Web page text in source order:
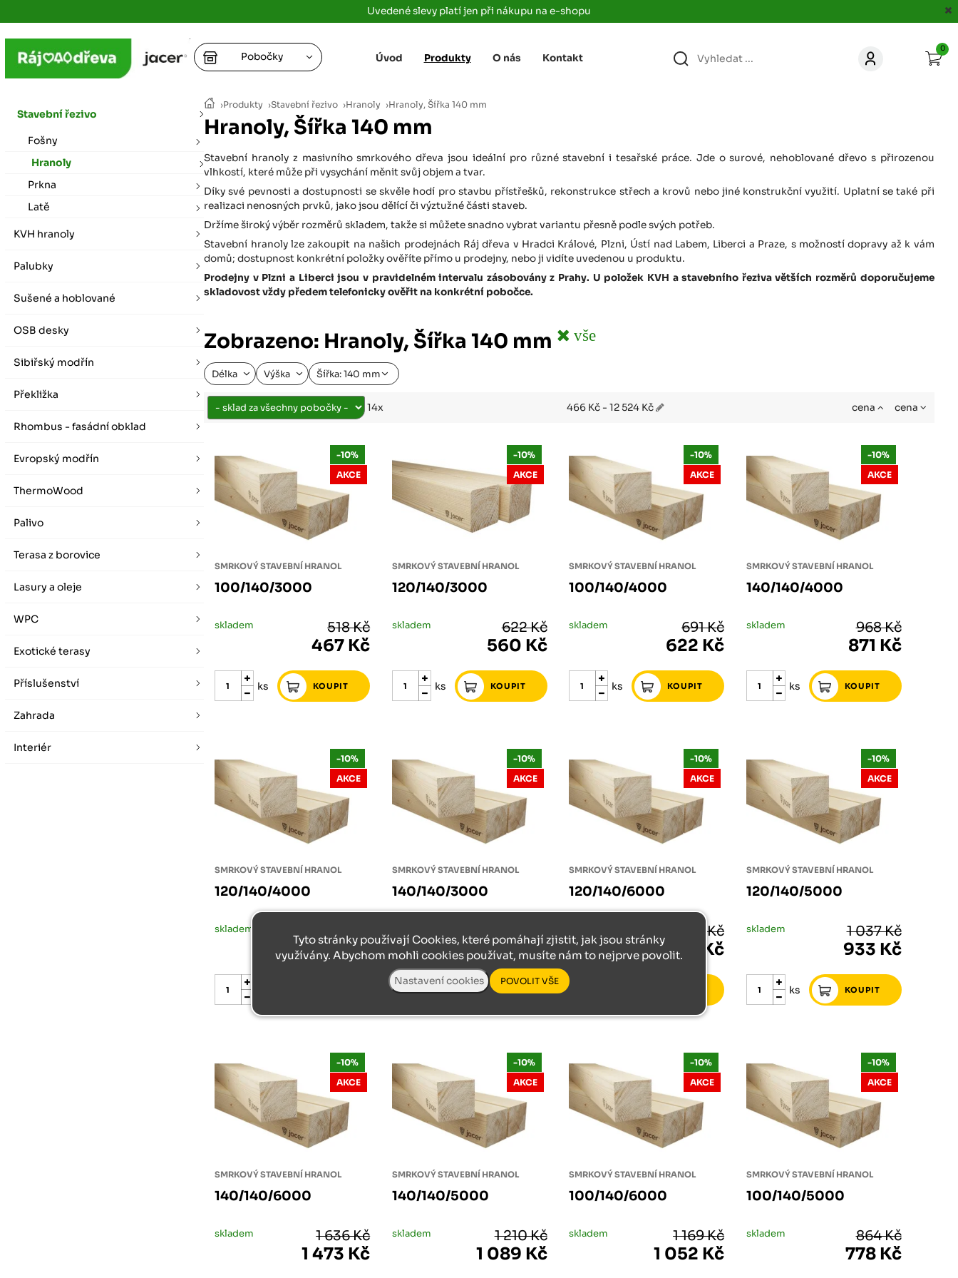
Uvedené slevy platí jen při nákupu na e-shopu
›Produkty ›Stavební řezivo ›Hranoly ›Hranoly, Šířka 140 mm
Hranoly, Šířka 140 mm
Stavební hranoly z masivního smrkového dřeva jsou ideální pro různé stavební i tesařské práce. Jde o surové, nehoblované dřevo s přirozenou
vlhkostí, které může při vysychání měnit svůj objem a tvar.
Díky své pevnosti a dostupnosti se skvěle hodí pro stavbu přístřešků, rekonstrukce střech a krovů nebo jiné konstrukční využití. Uplatní se také při
realizaci nenosných prvků, jako jsou dělící či výztužné části staveb.
Držíme široký výběr rozměrů skladem, takže si můžete snadno vybrat variantu přesně podle svých potřeb.
Stavební hranoly lze zakoupit na našich prodejnách Ráj dřeva v Hradci Králové, Plzni, Ústí nad Labem, Liberci a Praze, s možností dopravy až k vám
domů; dostupnost konkrétní položky ověříte přímo u prodejny, nebo ji vidíte uvedenou u produktu.
Prodejny v Plzni a Liberci jsou v pravidelném intervalu zásobovány z Prahy. U položek KVH a stavebního řeziva větších rozměrů doporučujeme
skladovost vždy předem telefonicky ověřit na konkrétní pobočce.
Zobrazeno: Hranoly, Šířka 140 mm vše
Délka Výška Šířka: 140 mm
14x 466 Kč - 12 524 Kč cena cena
SMRKOVÝ STAVEBNÍ HRANOL
100/140/3000
-10%
AKCE
skladem 518 Kč
467 Kč
ks
SMRKOVÝ STAVEBNÍ HRANOL
120/140/3000
-10%
AKCE
skladem 622 Kč
560 Kč
ks
SMRKOVÝ STAVEBNÍ HRANOL
100/140/4000
-10%
AKCE
skladem 691 Kč
622 Kč
ks
SMRKOVÝ STAVEBNÍ HRANOL
140/140/4000
-10%
AKCE
skladem 968 Kč
871 Kč
ks
SMRKOVÝ STAVEBNÍ HRANOL
120/140/4000
-10%
AKCE
skladem 829 Kč
746 Kč
SMRKOVÝ STAVEBNÍ HRANOL
140/140/3000
-10%
AKCE
726 Kč
653 Kč
ks
SMRKOVÝ STAVEBNÍ HRANOL
120/140/6000
-10%
AKCE
1 403 Kč
1 262 Kč
SMRKOVÝ STAVEBNÍ HRANOL
120/140/5000
-10%
AKCE
skladem 1 037 Kč
933 Kč
ks
SMRKOVÝ STAVEBNÍ HRANOL
140/140/6000
-10%
AKCE
skladem 1 636 Kč
1 473 Kč
SMRKOVÝ STAVEBNÍ HRANOL
140/140/5000
-10%
AKCE
skladem 1 210 Kč
1 089 Kč
SMRKOVÝ STAVEBNÍ HRANOL
100/140/6000
-10%
AKCE
skladem 1 169 Kč
1 052 Kč
SMRKOVÝ STAVEBNÍ HRANOL
100/140/5000
-10%
AKCE
skladem 864 Kč
778 Kč
Stavební řezivo
Fošny
Hranoly
Prkna
Latě
KVH hranoly
Palubky
Sušené a hoblované
OSB desky
Sibiřský modřín
Překližka
Rhombus - fasádní obklad
Evropský modřín
ThermoWood
Palivo
Terasa z borovice
Lasury a oleje
WPC
Exotické terasy
Příslušenství
Zahrada
Interiér
Úvod Produkty O nás Kontakt
0
Pobočky
+
Zimní otevírací doba (listopad - únor)
Po-Pá 08:00 - 16:00, So 08:00 - 12:00 (ne Liberec)
vybírat zde
(parkoviště MAKRO)
Ústí nad Labem, 400 01
vybírat zde
Rovná 181
Březhrad, Hradec Králové, 503 32
rajdrevahradec
jacer.cz
Praha
vybírat zde
Tůmovka 110
(Za čerpací stanicí TANK ONO)
+420 734 850 860
Plzeň
Rokycanská 2656/2,
(parkoviště Albert)
Plzeň 4, 301 00
+420 603 162 667
rajdrevaplzen
jacer.cz
Partyzánská
Tyto stránky používají Cookies, které pomáhají zjistit, jak jsou stránky
využívány. Abychom mohli cookies používat, musíte nám to nejprve povolit.